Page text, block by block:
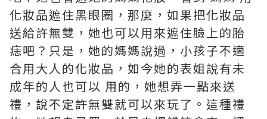
化妝品遮住黑眼圈，那麼，如果把化妝品
送給許無雙，她也可以用來遮住臉上的胎
痣吧？只是，她的媽媽說過，小孩子不適
合用大人的化妝品，如今她的表姐說有未
成年的人也可以 用的，她想弄一點來送
禮，說不定許無雙就可以來玩了。這種禮